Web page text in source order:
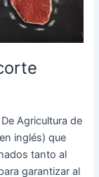
Agricultura de
inglés) que
tanto al
garantizar al